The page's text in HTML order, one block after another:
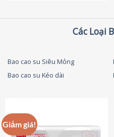
Các Loại
Bao cao su Siêu Mỏng
Bao cao su Kéo dài
Giảm giá!